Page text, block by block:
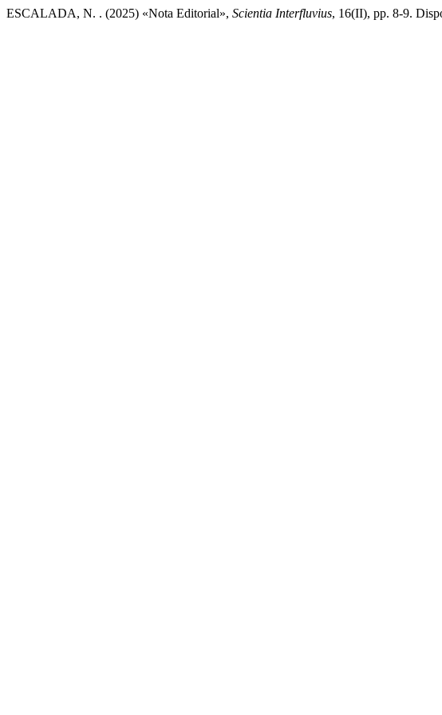
ESCALADA, N. . (2025) «Nota Editorial», Scientia Interfluvius, 16(II), pp. 8-9.